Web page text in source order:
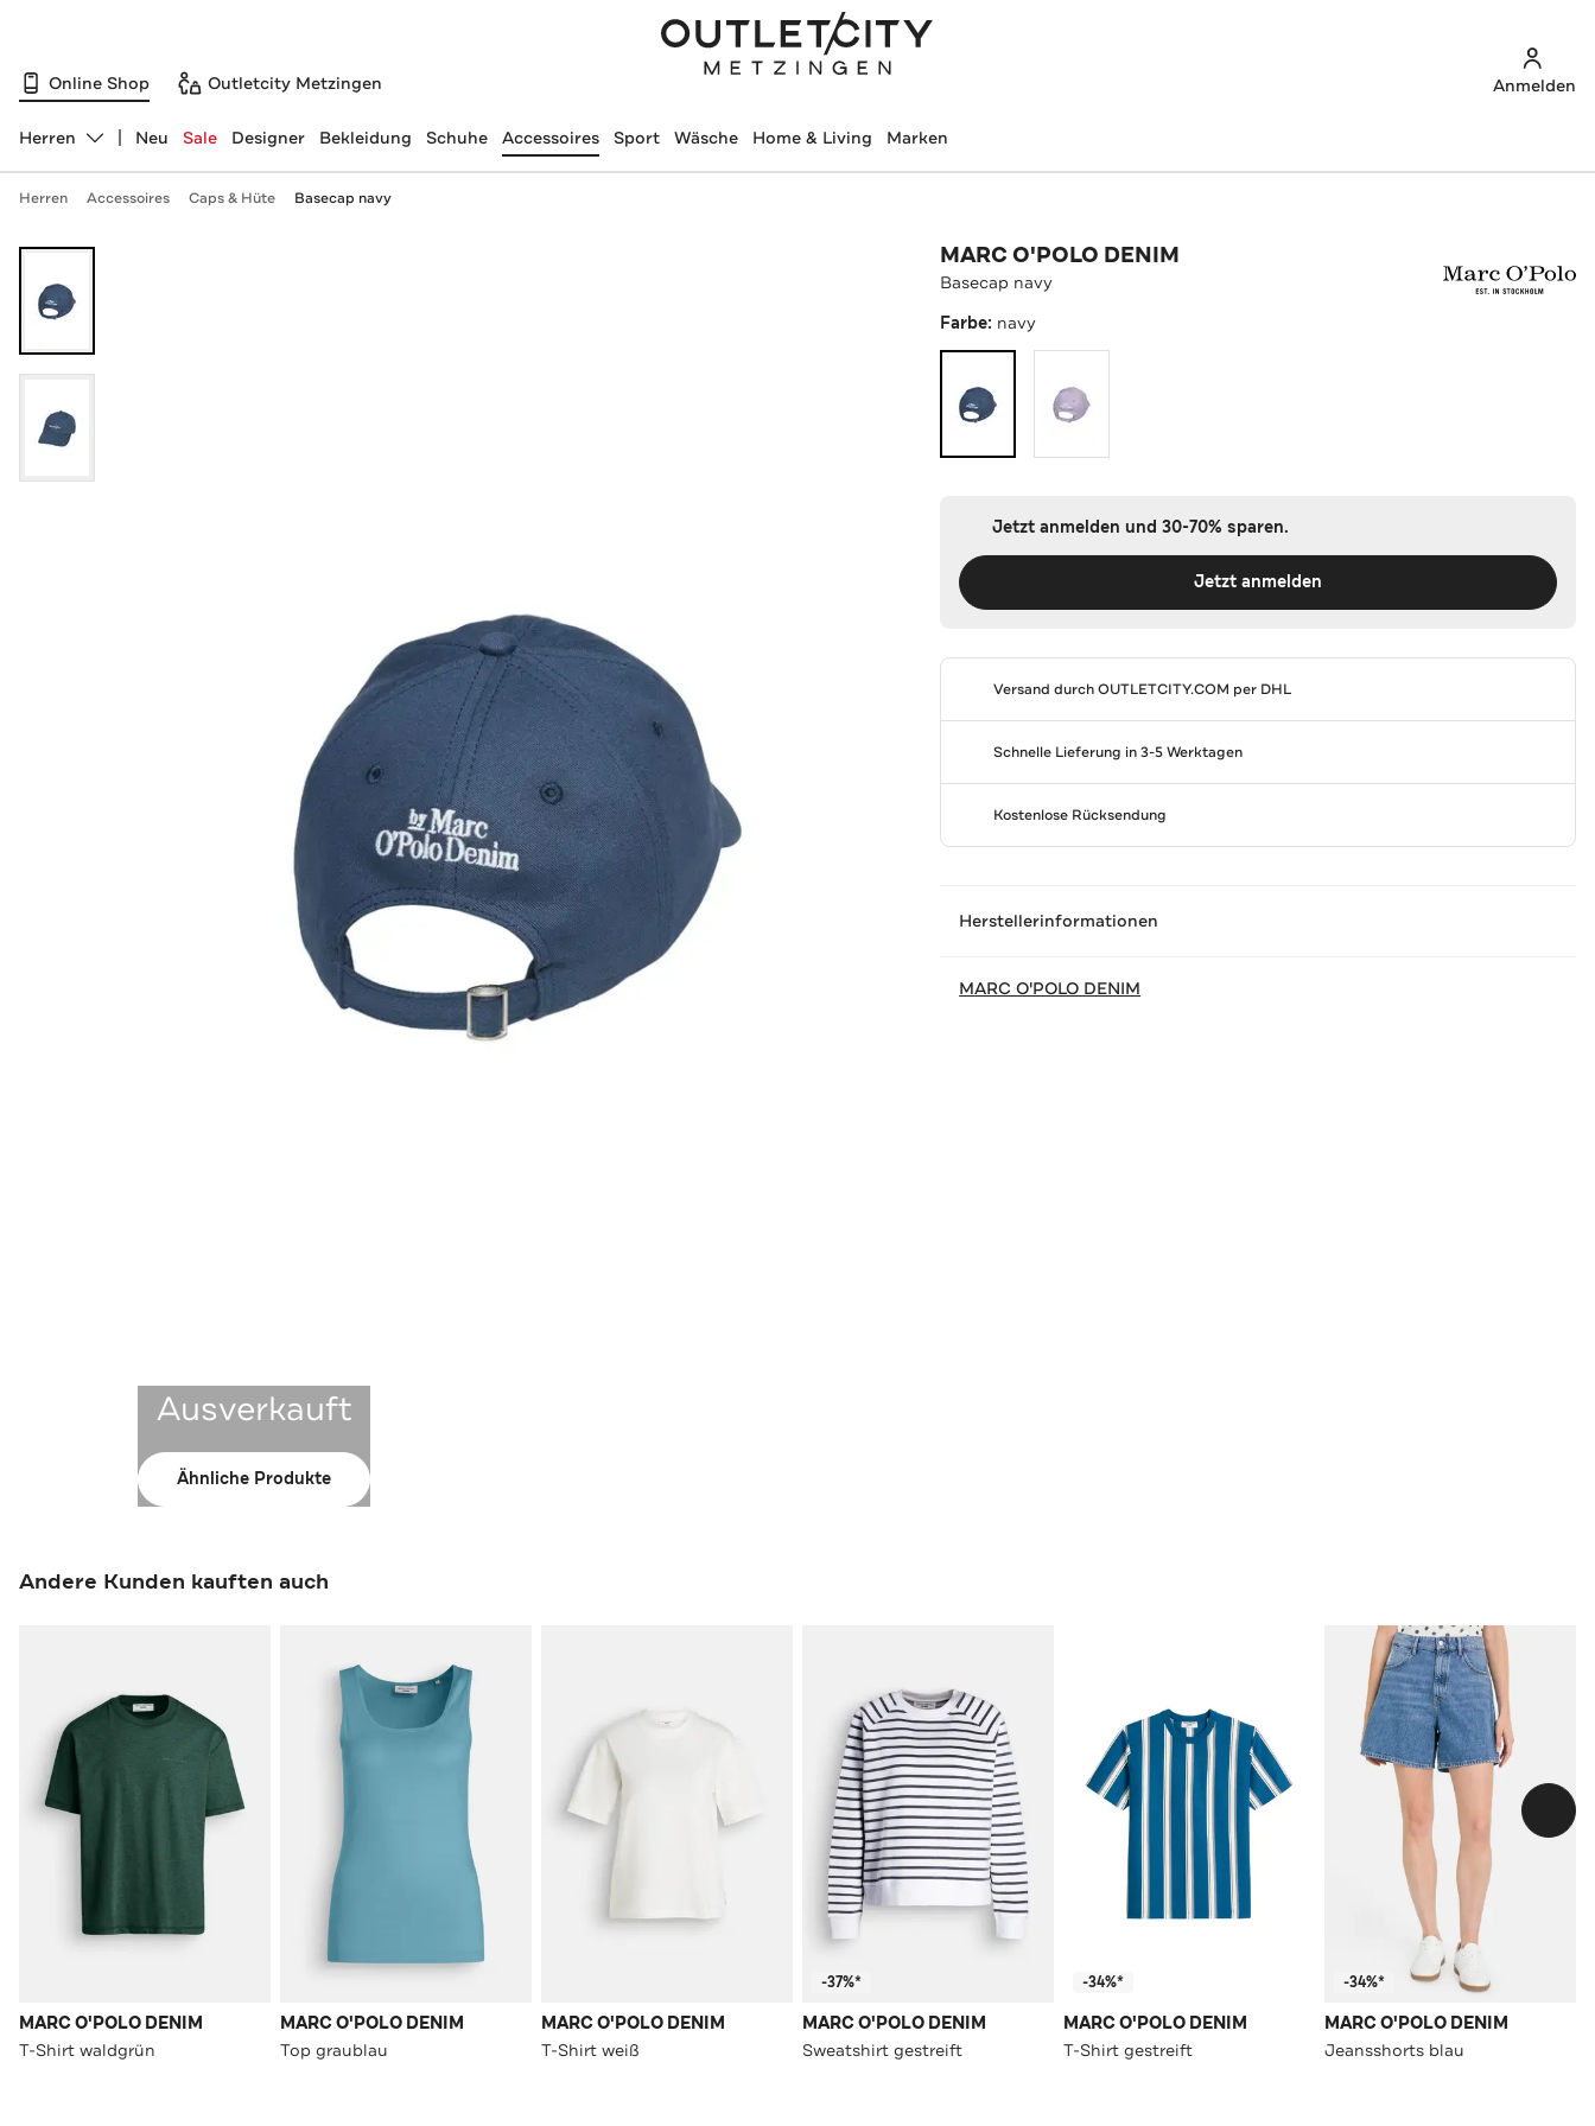
Online Shop Outletcity Metzingen Anmelden
Abteilung ändern, ausgewählt:
Herren Neu Sale Designer Bekleidung Schuhe Accessoires Sport Wäsche Home & Living Marken
Herren Accessoires Caps & Hüte Basecap navy
Ausverkauft
Ähnliche Produkte
MARC O'POLO DENIM
Basecap navy
Farbe: navy
Jetzt anmelden und 30-70% sparen.
Jetzt anmelden
Versand durchOUTLETCITY.COM per DHL
Schnelle Lieferung in 3-5 Werktagen
Kostenlose Rücksendung
Herstellerinformationen
MARC O'POLO DENIM
Andere Kunden kauften auch
MARC O'POLO DENIM
T-Shirt waldgrün
MARC O'POLO DENIM
Top graublau
MARC O'POLO DENIM
T-Shirt weiß
-37%*
MARC O'POLO DENIM
Sweatshirt gestreift
-34%*
MARC O'POLO DENIM
T-Shirt gestreift
-34%*
MARC O'POLO DENIM
Jeansshorts blau